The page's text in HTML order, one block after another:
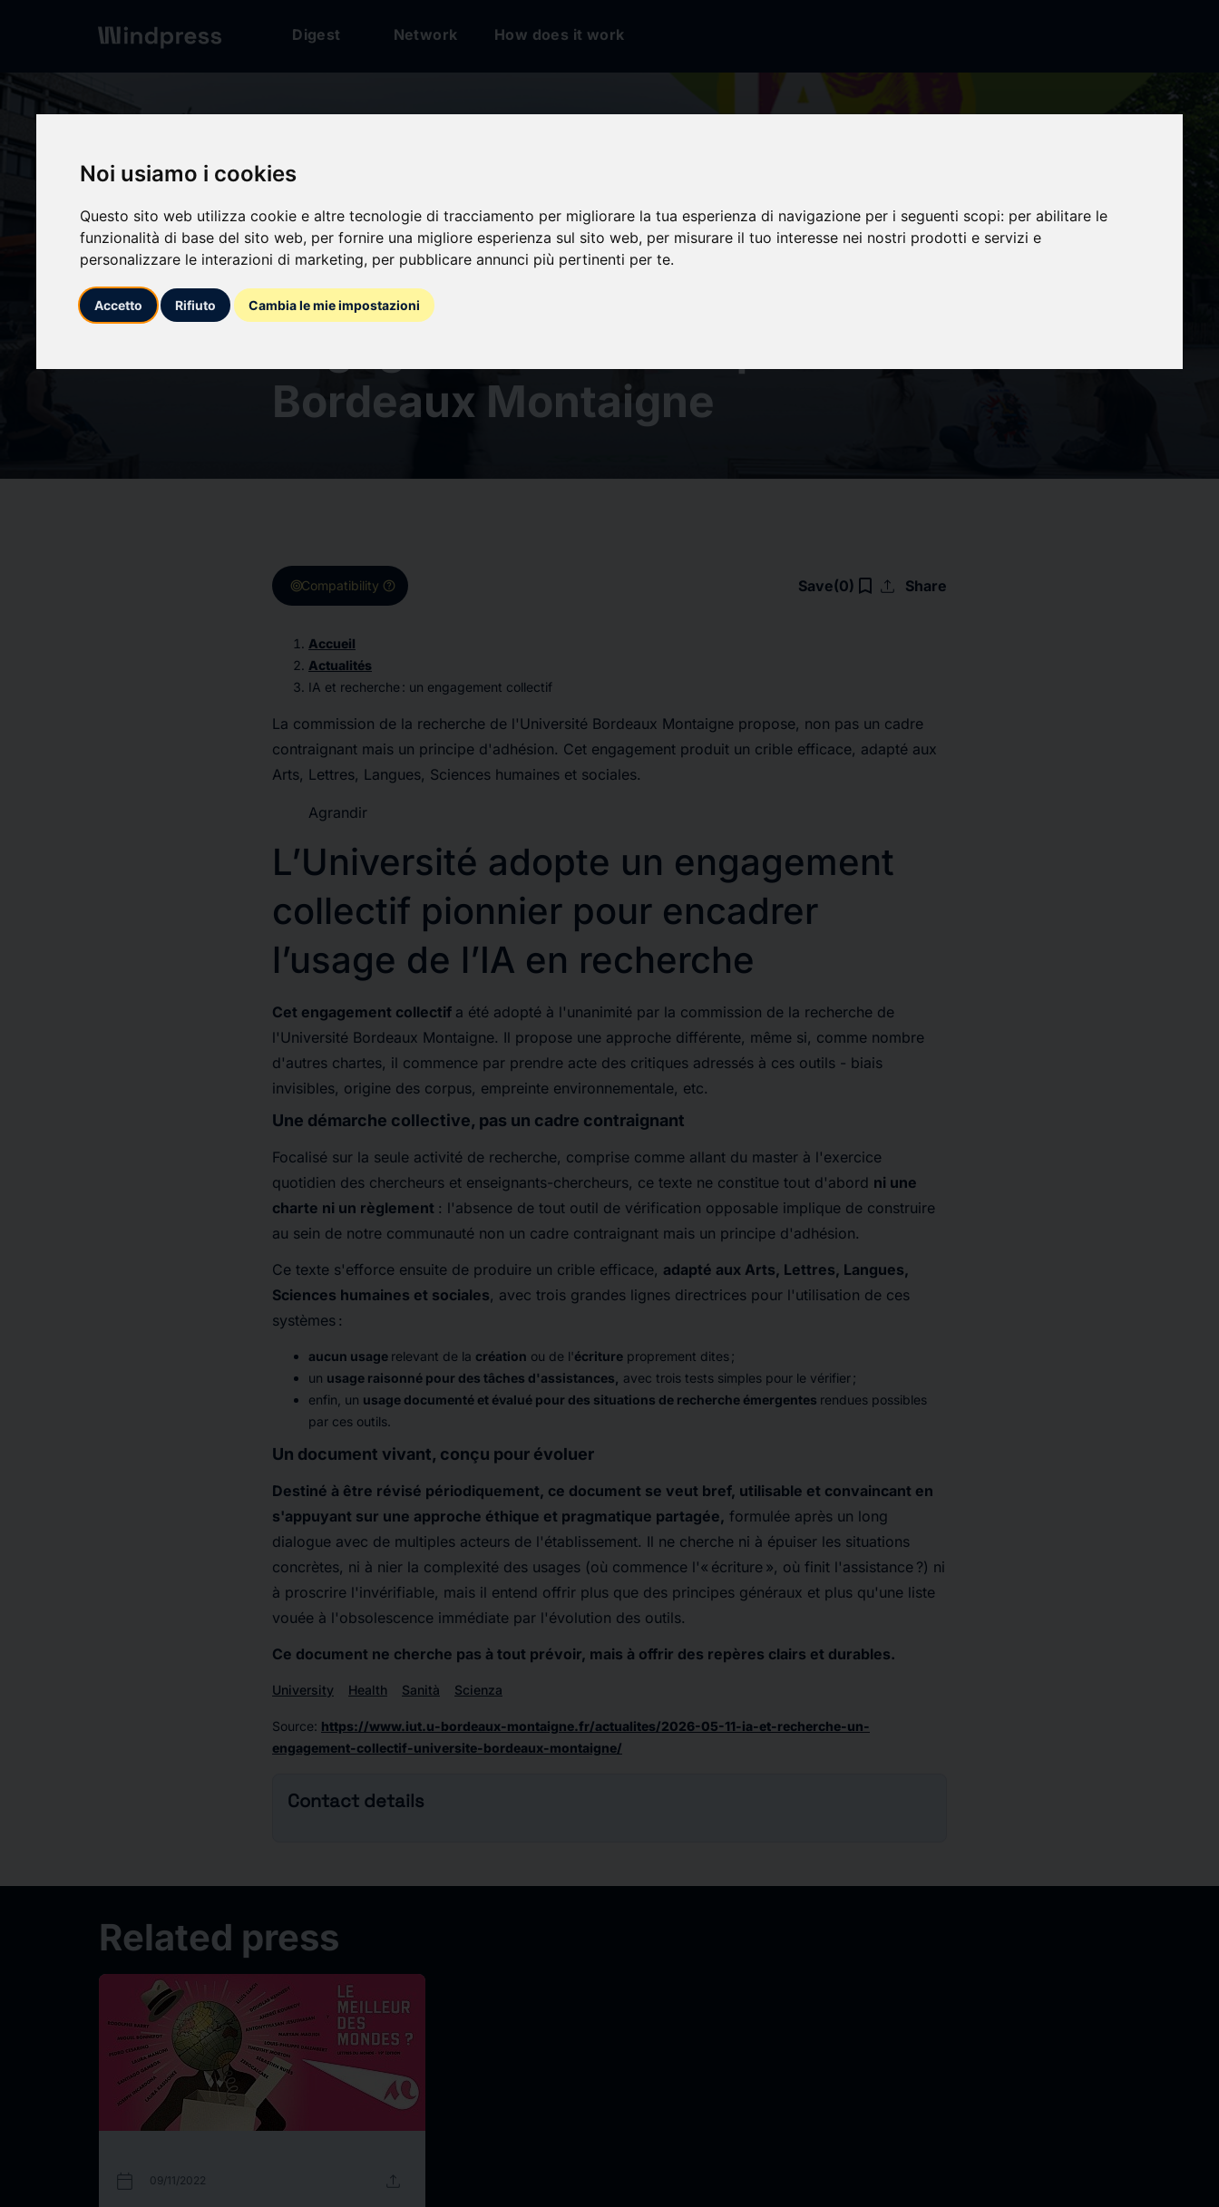
Noi usiamo i cookies
Questo sito web utilizza cookie e altre tecnologie di tracciamento per migliorare la tua esperienza di navigazione per i seguenti scopi: per abilitare le
funzionalità di base del sito web, per fornire una migliore esperienza sul sito web, per misurare il tuo interesse nei nostri prodotti e servizi e
personalizzare le interazioni di marketing, per pubblicare annunci più pertinenti per te.
Accetto Rifiuto Cambia le mie impostazioni
Digest Network How does it work
calendar_today11/05/2026
IA et recherche : un
Bordeaux Montaigne
targetCompatibility help Save(0) bookmark_border upload Share
Accueil
Actualités
IA et recherche : un engagement collectif
La commission de la recherche de l'Université Bordeaux Montaigne propose, non pas un cadre
contraignant mais un principe d'adhésion. Cet engagement produit un crible efficace, adapté aux
Arts, Lettres, Langues, Sciences humaines et sociales.
Agrandir
L’Université adopte un engagement
collectif pionnier pour encadrer
l’usage de l’IA en recherche
Cet engagement collectif a été adopté à l'unanimité par la commission de la recherche de
l'Université Bordeaux Montaigne. Il propose une approche différente, même si, comme nombre
d'autres chartes, il commence par prendre acte des critiques adressés à ces outils - biais
invisibles, origine des corpus, empreinte environnementale, etc.
Une démarche collective, pas un cadre contraignant
Focalisé sur la seule activité de recherche, comprise comme allant du master à l'exercice
quotidien des chercheurs et enseignants-chercheurs, ce texte ne constitue tout d'abord ni une
charte ni un règlement : l'absence de tout outil de vérification opposable implique de construire
au sein de notre communauté non un cadre contraignant mais un principe d'adhésion.
Ce texte s'efforce ensuite de produire un crible efficace, adapté aux Arts, Lettres, Langues,
Sciences humaines et sociales, avec trois grandes lignes directrices pour l'utilisation de ces
systèmes :
aucun usage relevant de la création ou de l'écriture proprement dites ;
un usage raisonné pour des tâches d'assistances,
avec trois tests simples pour le vérifier ;
enfin, un usage documenté et évalué pour des situations de recherche émergentes rendues possibles
par ces outils.
Un document vivant, conçu pour évoluer
Destiné à être révisé périodiquement, ce document se veut bref, utilisable et convaincant en
s'appuyant sur une approche éthique et pragmatique partagée, formulée après un long
dialogue avec de multiples acteurs de l'établissement. Il ne cherche ni à épuiser les situations
concrètes, ni à nier la complexité des usages (où commence l'« écriture », où finit l'assistance ?) ni
à proscrire l'invérifiable, mais il entend offrir plus que des principes généraux et plus qu'une liste
vouée à l'obsolescence immédiate par l'évolution des outils.
Ce document ne cherche pas à tout prévoir, mais à offrir des repères clairs et durables.
University Health Sanità Scienza
Source: https://www.iut.u-bordeaux-montaigne.fr/actualites/2026-05-11-ia-et-recherche-un-
engagement-collectif-universite-bordeaux-montaigne/
Contact details
Related press
calendar_today 09/11/2022 upload